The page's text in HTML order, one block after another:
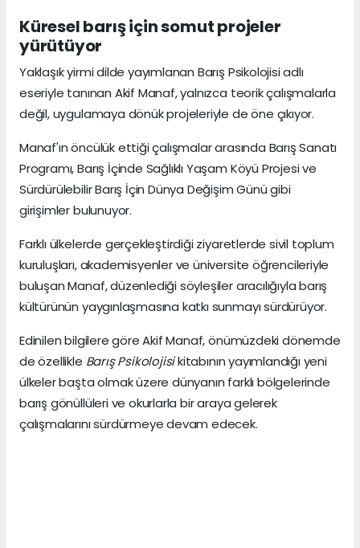
Küresel barış için somut projeler
yürütüyor
Yaklaşık yirmi dilde yayımlanan Barış Psikolojisi adlı
eseriyle tanınan Akif Manaf, yalnızca teorik çalışmalarla
değil, uygulamaya dönük projeleriyle de öne çıkıyor.
Manaf'ın öncülük ettiği çalışmalar arasında Barış Sanatı
Programı, Barış İçinde Sağlıklı Yaşam Köyü Projesi ve
Sürdürülebilir Barış İçin Dünya Değişim Günü gibi
girişimler bulunuyor.
Farklı ülkelerde gerçekleştirdiği ziyaretlerde sivil toplum
kuruluşları, akademisyenler ve üniversite öğrencileriyle
buluşan Manaf, düzenlediği söyleşiler aracılığıyla barış
kültürünün yaygınlaşmasına katkı sunmayı sürdürüyor.
Edinilen bilgilere göre Akif Manaf, önümüzdeki dönemde
de özellikle Barış Psikolojisikitabının yayımlandığı yeni
ülkeler başta olmak üzere dünyanın farklı bölgelerinde
barış gönüllüleri ve okurlarla bir araya gelerek
çalışmalarını sürdürmeye devam edecek.